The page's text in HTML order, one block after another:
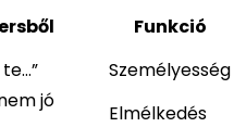
Funkció
Személyesség
jó
Elmélkedés